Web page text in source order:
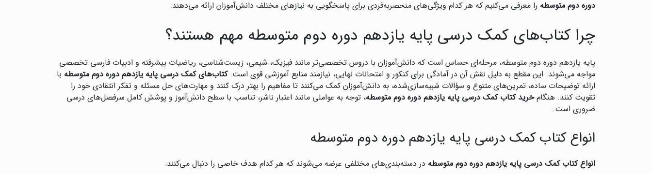
دوره دوم متوسطه را معرفی می‌کنیم که هر کدام ویژگی‌های منحصربه‌فردی برای پاسخگویی به نیازهای مختلف دانش‌آموزان ارائه می‌دهند.
چرا کتاب‌های کمک درسی پایه یازدهم دوره دوم متوسطه مهم هستند؟
پایه یازدهم دوره دوم متوسطه، مرحله‌ای حساس است که دانش‌آموزان با دروس تخصصی‌تر مانند فیزیک، شیمی، زیست‌شناسی، ریاضیات پیشرفته و ادبیات فارسی تخصصی
مواجه می‌شوند. این مقطع به دلیل نقش آن در آمادگی برای کنکور و امتحانات نهایی، نیازمند منابع آموزشی قوی است.کتاب‌های کمک درسی پایه یازدهم دوره دوم متوسطه با
ارائه توضیحات ساده، تمرین‌های متنوع و سؤالات شبیه‌سازی‌شده، به دانش‌آموزان کمک می‌کنند تا مفاهیم را بهتر درک کنند و مهارت‌های حل مسئله و تفکر انتقادی خود را
تقویت کنند. هنگامخرید کتاب کمک درسی پایه یازدهم دوره دوم متوسطه، توجه به عواملی مانند اعتبار ناشر، تناسب با سطح دانش‌آموز و پوشش کامل سرفصل‌های درسی
ضروری است.
انواع کتاب کمک درسی پایه یازدهم دوره دوم متوسطه
انواع کتاب کمک درسی پایه یازدهم دوره دوم متوسطه در دسته‌بندی‌های مختلفی عرضه می‌شوند که هر کدام هدف خاصی را دنبال می‌کنند: